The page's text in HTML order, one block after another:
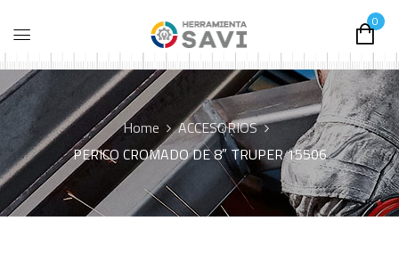
0
Home
ACCESORIOS
PERICO CROMADO DE 8″ TRUPER 15506